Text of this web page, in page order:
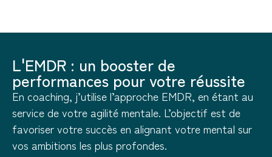
L'EMDR : un booster de
performances pour votre réussite
En coaching, j’utilise l’approche EMDR, en étant au
service de votre agilité mentale. L’objectif est de
favoriser votre succès en alignant votre mental sur
vos ambitions les plus profondes.